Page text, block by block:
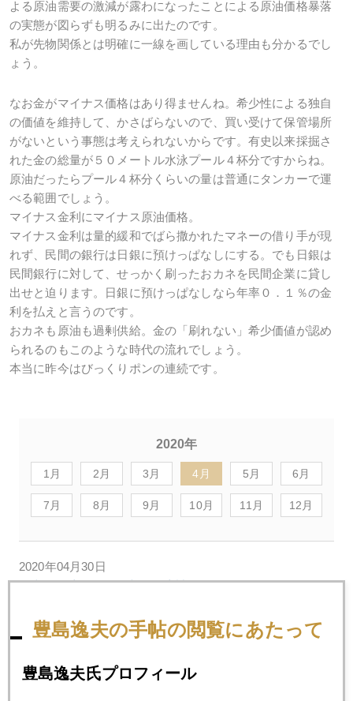
よる原油需要の激減が露わになったことによる原油価格暴落
の実態が図らずも明るみに出たのです。
私が先物関係とは明確に一線を画している理由も分かるでし
ょう。
なお金がマイナス価格はあり得ませんね。希少性による独自
の価値を維持して、かさばらないので、買い受けて保管場所
がないという事態は考えられないからです。有史以来採掘さ
れた金の総量が５０メートル水泳プール４杯分ですからね。
原油だったらプール４杯分くらいの量は普通にタンカーで運
べる範囲でしょう。
マイナス金利にマイナス原油価格。
マイナス金利は量的緩和でばら撒かれたマネーの借り手が現
れず、民間の銀行は日銀に預けっぱなしにする。でも日銀は
民間銀行に対して、せっかく刷ったおカネを民間企業に貸し
出せと迫ります。日銀に預けっぱなしなら年率０．１％の金
利を払えと言うのです。
おカネも原油も過剰供給。金の「刷れない」希少価値が認め
られるのもこのような時代の流れでしょう。
本当に昨今はびっくりポンの連続です。
2020年
1月 2月 3月 4月 5月 6月
7月 8月 9月 10月 11月 12月
2020年04月30日
欧米は経済再開、日本は経済封鎖
2020年04月28日
豊島逸夫の手帖の閲覧にあたって
豊島逸夫氏プロフィール